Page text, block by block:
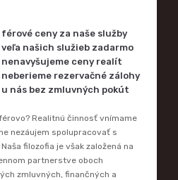
ceny za naše služby
našich služieb zadarmo
ceny realít
rezervačné zálohy
nás bez zmluvných pokút
férovo? Realitnú činnosť vnímame
nezáujem spolupracovať s
filozofia je však založená na
partnerstve oboch
zmluvných, finančných a